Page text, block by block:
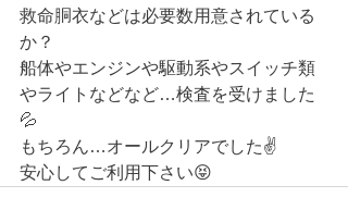
救命胴衣などは必要数用意されている
か？
船体やエンジンや駆動系やスイッチ類
やライトなどなど…検査を受けました
💦
もちろん…オールクリアでした✌️
安心してご利用下さい😝